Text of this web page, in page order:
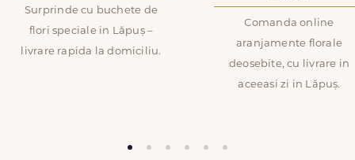
Surprinde cu buchete de
flori speciale in Lăpuș –
livrare rapida la domiciliu.
Comanda online
aranjamente florale
deosebite, cu livrare in
aceeasi zi in Lăpuș.